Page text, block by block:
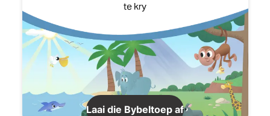
te kry
Laai die Bybeltoep af